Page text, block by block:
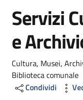
Servizi
e
Dettagli
Cultura, Musei,
Biblioteca comunale
Condividi